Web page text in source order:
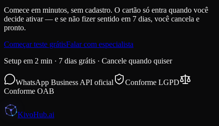
Comece em minutos, sem cadastro. O cartão só entra quando você
decide ativar — e se não fizer sentido em 7 dias, você cancela e
pronto.
Começar teste grátisFalar com especialista
Setup em 2 min · 7 dias grátis · Cancele quando quiser
WhatsApp Business API oficial
Conforme LGPD
Conforme OAB
KivoHub.ai